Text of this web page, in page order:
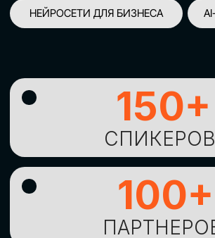
GLOBAL TECH FORUM –
ИЗУЧЕНИЯНОВЫХ
ТЕХНОЛОГИЙИ
СТРАТЕГИЧЕСКИХ
ПОДХОДОВ К ЦИФРОВОЙ
ТРАНСФОРМАЦИИ
БИЗНЕСА